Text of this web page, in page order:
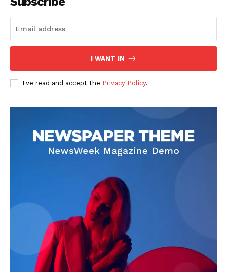
Company
About
Subscription Plans
My account
I WANT IN
I've read and accept the Privacy Policy.